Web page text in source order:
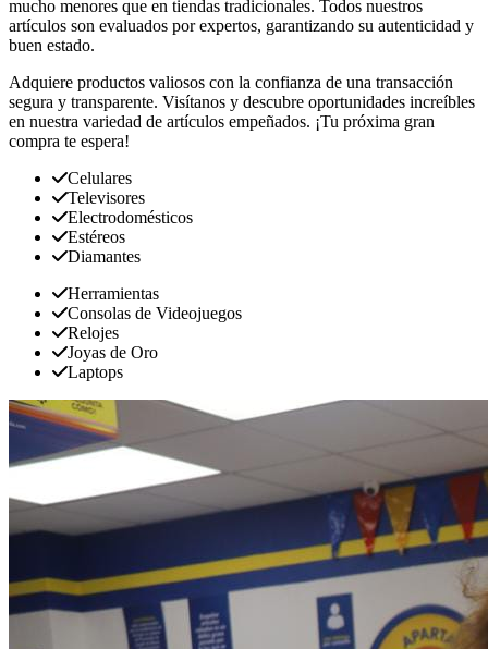
mucho menores que en tiendas tradicionales. Todos nuestros
artículos son evaluados por expertos, garantizando su autenticidad y
buen estado.
Adquiere productos valiosos con la confianza de una transacción
segura y transparente. Visítanos y descubre oportunidades increíbles
en nuestra variedad de artículos empeñados. ¡Tu próxima gran
compra te espera!
Celulares
Televisores
Electrodomésticos
Estéreos
Diamantes
Herramientas
Consolas de Videojuegos
Relojes
Joyas de Oro
Laptops